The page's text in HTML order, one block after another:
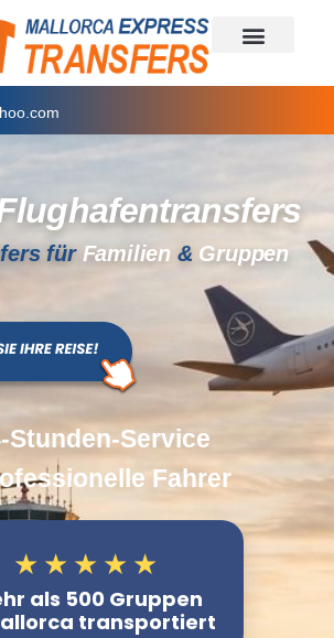
für Familien & Gruppen
Stunden-Service
Fahrer
★★★★★
als 500 Gruppen
transportiert